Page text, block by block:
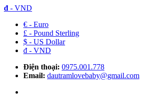
đ - VND
€ - Euro
£ - Pound Sterling
$ - US Dollar
đ - VND
Điện thoại: 0975.001.778
Email: dautramlovebaby@gmail.com